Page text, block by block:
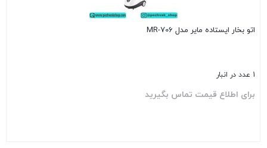
اتو بخار ایستاده مایر مدل MR-706
1 عدد در انبار
برای اطلاع قیمت تماس بگیرید